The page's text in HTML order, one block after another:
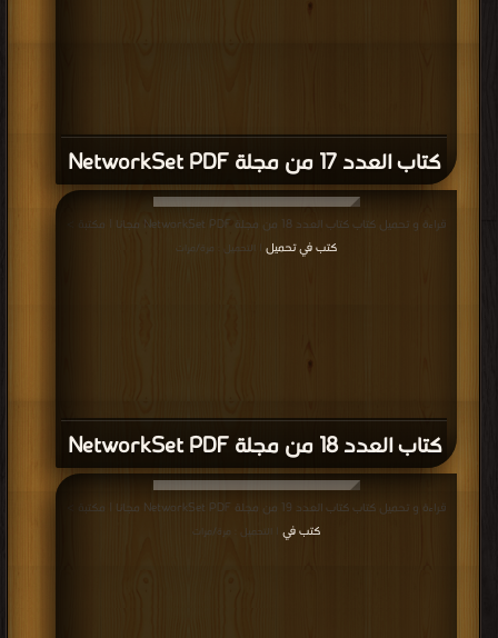
كتاب العدد 17 من مجلة NetworkSet PDF
كتاب العدد 18 من مجلة NetworkSet PDF
قراءة و تحميل كتاب كتاب العدد 18 من مجلة NetworkSet PDF مجانا | مكتبة >
كتب في تحميل | التحميل : مرة/مرات
قراءة و تحميل كتاب كتاب العدد 19 من مجلة NetworkSet PDF مجانا | مكتبة >
كتب في
| التحميل : مرة/مرات